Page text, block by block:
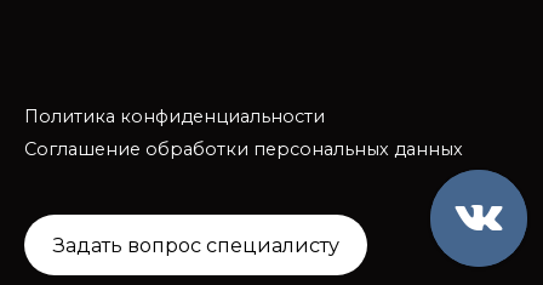
Политика конфиденциальности
Соглашение обработки персональных данных
Задать вопрос специалисту